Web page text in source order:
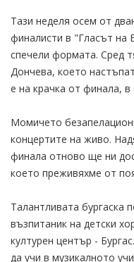
Тази неделя осем от
финалисти в "Гласът на
спечели формата. Сред
Дончева, което
е на крачка от финала,
Момичето
концертите на живо.
финала отново ще ни
което преживяхме от
Талантливата бургаска
възпитаник на детски
културен център -
да учи в музикалното